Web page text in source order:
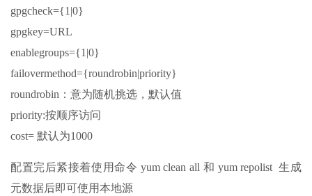
gpgcheck={1|0}
gpgkey=URL
enablegroups={1|0}
failovermethod={roundrobin|priority}
roundrobin：意为随机挑选，默认值
priority:按顺序访问
cost= 默认为1000
配置完后紧接着使用命令 yum clean all 和 yum repolist 生成
元数据后即可使用本地源